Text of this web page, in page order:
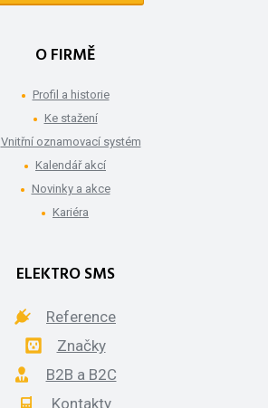
O FIRMĚ
Profil a historie
Ke stažení
Vnitřní oznamovací systém
Kalendář akcí
Novinky a akce
Kariéra
ELEKTRO SMS
Reference
Značky
B2B a B2C
Kontakty